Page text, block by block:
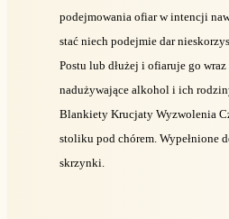
podejmowania ofiar w intencji
stać niech podejmie dar
Postu lub dłużej i ofiaruje go
nadużywające alkohol i ich
Blankiety Krucjaty Wyzwolenia
stoliku pod chórem. Wypełnione
skrzynki.